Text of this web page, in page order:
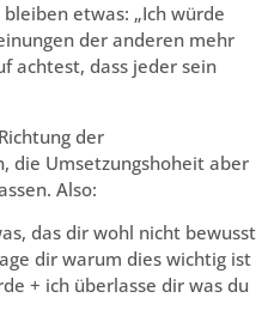
etwas: „Ich würde
der anderen mehr
achtest, dass jeder sein
der
die Umsetzungshoheit aber
Also:
das dir wohl nicht bewusst
dir warum dies wichtig ist
+ ich überlasse dir was du